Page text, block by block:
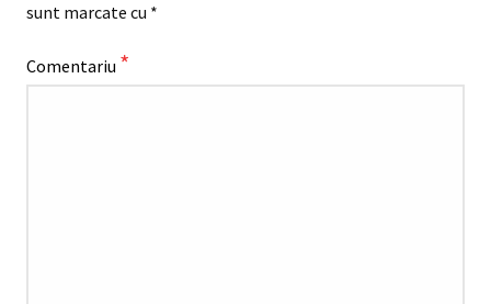
sunt marcate cu *
Comentariu *